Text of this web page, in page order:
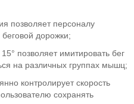
позволяет персоналу
дорожки;
позволяет имитировать бег
на различных группах мышц;
контролирует скорость
сохранять